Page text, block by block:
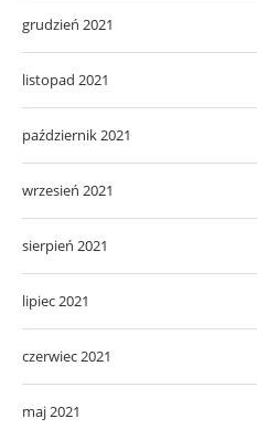
grudzień 2021
listopad 2021
październik 2021
wrzesień 2021
sierpień 2021
lipiec 2021
czerwiec 2021
maj 2021